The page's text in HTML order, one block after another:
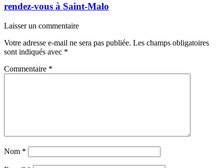
rendez-vous à Saint-Malo
Laisser un commentaire
Votre adresse e-mail ne sera pas publiée. Les champs obligatoires
sont indiqués avec *
Commentaire *
Nom *